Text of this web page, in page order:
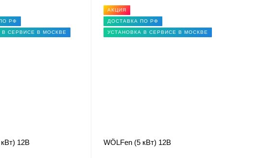
РФ
В СЕРВИСЕ В МОСКВЕ
12В
АКЦИЯ
ДОСТАВКА ПО РФ
УСТАНОВКА В СЕРВИСЕ В МОСКВЕ
WÖLFen (5 кВт) 12В